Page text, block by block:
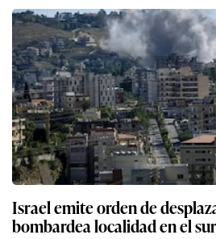
Israel emite orden de
bombardea localidad en el